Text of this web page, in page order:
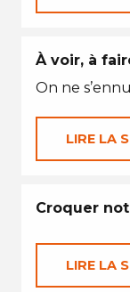
À voir, à
On ne
LIRE LA
Croquer
LIRE LA